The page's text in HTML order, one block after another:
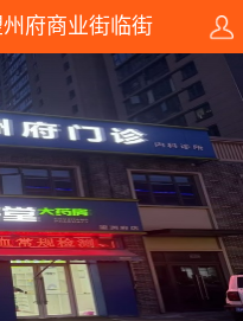
府商业街临街
直租